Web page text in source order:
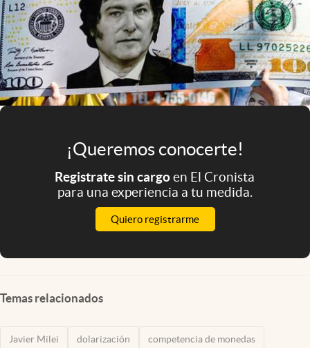
Eventos Corporativos
El Cronista Studio
Mediakit
abre en nueva pestaña
Argentina
¡Queremos conocerte!
Registrate sin cargoen El Cronista
para una experiencia a tu medida.
Quiero registrarme
Temas relacionados
Javier Milei dolarización competencia de monedas